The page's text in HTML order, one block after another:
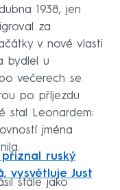
1938, jen
za
v nové vlasti
bydlel u
večerech se
po příjezdu
stal Leonardem:
jména
ruský
vysvětluje Just
stále jako